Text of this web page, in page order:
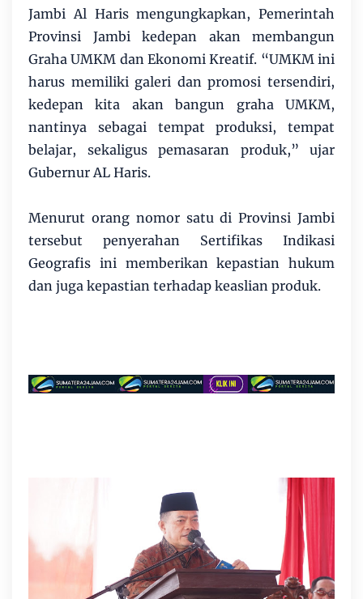
Jambi Al Haris mengungkapkan, Pemerintah
Provinsi Jambi kedepan akan membangun
Graha UMKM dan Ekonomi Kreatif. “UMKM ini
harus memiliki galeri dan promosi tersendiri,
kedepan kita akan bangun graha UMKM,
nantinya sebagai tempat produksi, tempat
belajar, sekaligus pemasaran produk,” ujar
Gubernur AL Haris.
Menurut orang nomor satu di Provinsi Jambi
tersebut penyerahan Sertifikas Indikasi
Geografis ini memberikan kepastian hukum
dan juga kepastian terhadap keaslian produk.